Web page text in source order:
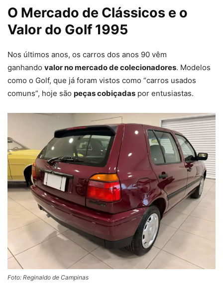
O Mercado de Clássicos e o
Valor do Golf 1995
Nos últimos anos, os carros dos anos 90 vêm
ganhando valor no mercado de colecionadores. Modelos
como o Golf, que já foram vistos como “carros usados
comuns”, hoje são peças cobiçadas por entusiastas.
Foto: Reginaldo de Campinas